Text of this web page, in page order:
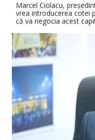
Marcel Ciolacu,
vrea introducerea cotei
că va negocia acest